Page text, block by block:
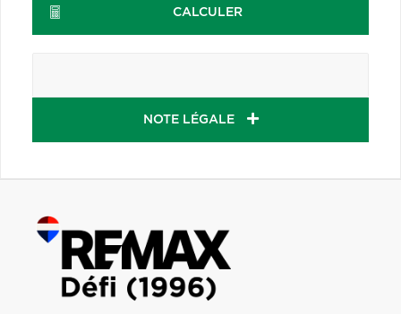
CALCULER
NOTE LÉGALE